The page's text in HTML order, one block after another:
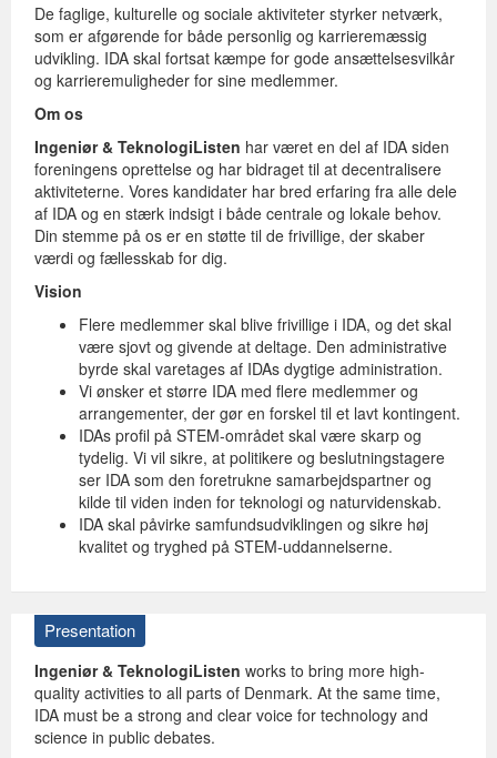
De faglige, kulturelle og sociale aktiviteter styrker netværk,
som er afgørende for både personlig og karrieremæssig
udvikling. IDA skal fortsat kæmpe for gode ansættelsesvilkår
og karrieremuligheder for sine medlemmer.
Om os
Ingeniør & TeknologiListen har været en del af IDA siden
foreningens oprettelse og har bidraget til at decentralisere
aktiviteterne. Vores kandidater har bred erfaring fra alle dele
af IDA og en stærk indsigt i både centrale og lokale behov.
Din stemme på os er en støtte til de frivillige, der skaber
værdi og fællesskab for dig.
Vision
Flere medlemmer skal blive frivillige i IDA, og det skal
være sjovt og givende at deltage. Den administrative
byrde skal varetages af IDAs dygtige administration.
Vi ønsker et større IDA med flere medlemmer og
arrangementer, der gør en forskel til et lavt kontingent.
IDAs profil på STEM-området skal være skarp og
tydelig. Vi vil sikre, at politikere og beslutningstagere
ser IDA som den foretrukne samarbejdspartner og
kilde til viden inden for teknologi og naturvidenskab.
IDA skal påvirke samfundsudviklingen og sikre høj
kvalitet og tryghed på STEM-uddannelserne.
Presentation
Ingeniør & TeknologiListen works to bring more high-
quality activities to all parts of Denmark. At the same time,
IDA must be a strong and clear voice for technology and
science in public debates.